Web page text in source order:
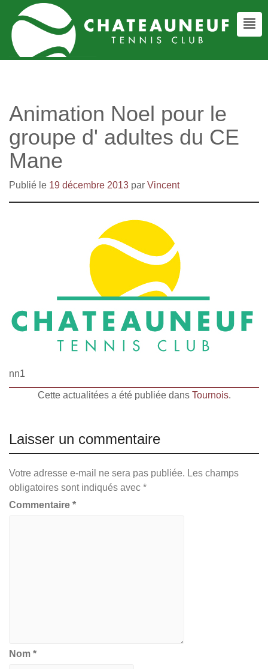
Animation Noel pour le
groupe d' adultes du CE
Mane
Publié le 19 décembre 2013 par Vincent
nn1
Cette actualitées a été publiée dans Tournois.
Laisser un commentaire
Votre adresse e-mail ne sera pas publiée. Les champs
obligatoires sont indiqués avec *
Commentaire *
Nom *